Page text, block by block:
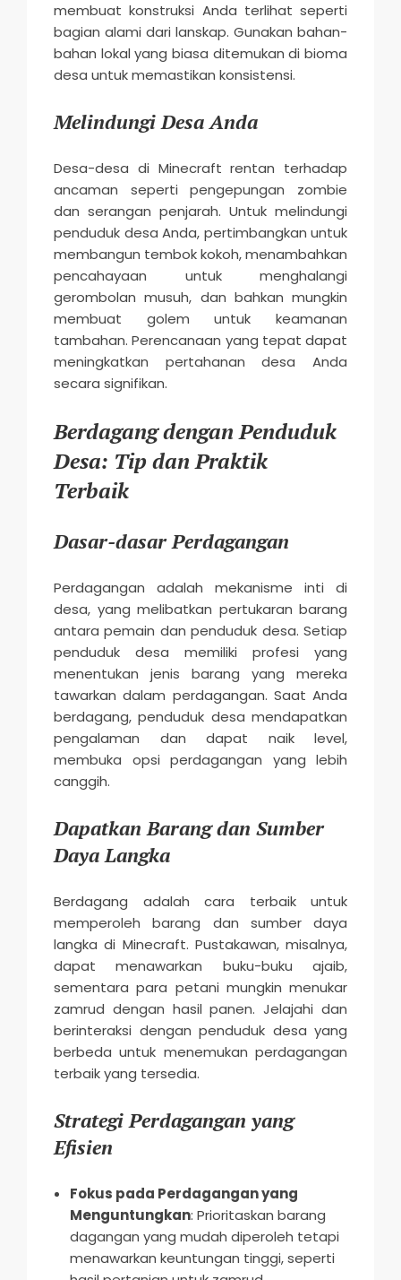
membuat konstruksi Anda terlihat seperti
bagian alami dari lanskap. Gunakan bahan-
bahan lokal yang biasa ditemukan di bioma
desa untuk memastikan konsistensi.
Melindungi Desa Anda
Desa-desa di Minecraft rentan terhadap
ancaman seperti pengepungan zombie
dan serangan penjarah. Untuk melindungi
penduduk desa Anda, pertimbangkan untuk
membangun tembok kokoh, menambahkan
pencahayaan untuk menghalangi
gerombolan musuh, dan bahkan mungkin
membuat golem untuk keamanan
tambahan. Perencanaan yang tepat dapat
meningkatkan pertahanan desa Anda
secara signifikan.
Berdagang dengan Penduduk
Desa: Tip dan Praktik
Terbaik
Dasar-dasar Perdagangan
Perdagangan adalah mekanisme inti di
desa, yang melibatkan pertukaran barang
antara pemain dan penduduk desa. Setiap
penduduk desa memiliki profesi yang
menentukan jenis barang yang mereka
tawarkan dalam perdagangan. Saat Anda
berdagang, penduduk desa mendapatkan
pengalaman dan dapat naik level,
membuka opsi perdagangan yang lebih
canggih.
Dapatkan Barang dan Sumber
Daya Langka
Berdagang adalah cara terbaik untuk
memperoleh barang dan sumber daya
langka di Minecraft. Pustakawan, misalnya,
dapat menawarkan buku-buku ajaib,
sementara para petani mungkin menukar
zamrud dengan hasil panen. Jelajahi dan
berinteraksi dengan penduduk desa yang
berbeda untuk menemukan perdagangan
terbaik yang tersedia.
Strategi Perdagangan yang
Efisien
Fokus pada Perdagangan yang
Menguntungkan: Prioritaskan barang
dagangan yang mudah diperoleh tetapi
menawarkan keuntungan tinggi, seperti